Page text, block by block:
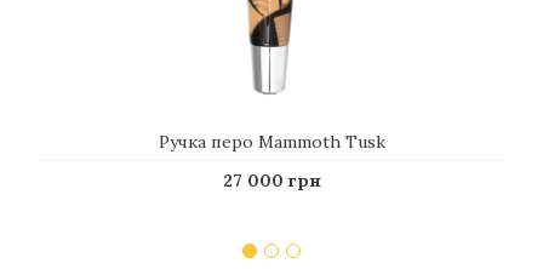
Ручка перо Mammoth Tusk
27 000 грн